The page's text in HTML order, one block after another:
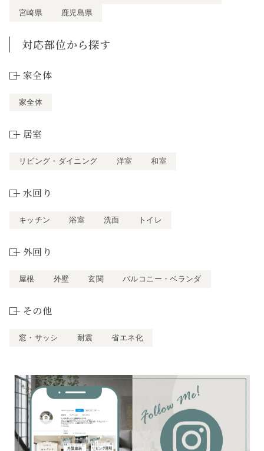
宮崎県
鹿児島県
対応部位から探す
家全体
家全体
居室
リビング・ダイニング 洋室 和室
水回り
キッチン 浴室 洗面 トイレ
外回り
屋根 外壁 玄関 バルコニー・ベランダ
その他
窓・サッシ 耐震 省エネ化